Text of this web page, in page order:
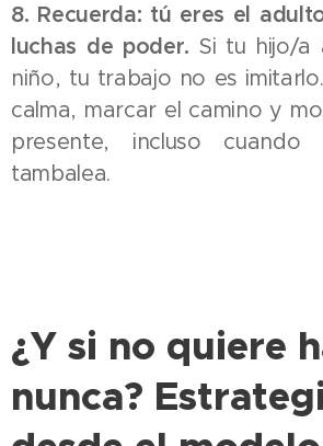
8. Recuerda: tú eres el
luchas de poder. Si tu hijo/a
niño, tu trabajo no es
calma, marcar el camino y
presente, incluso
tambalea.
¿Y si no quiere
nunca?